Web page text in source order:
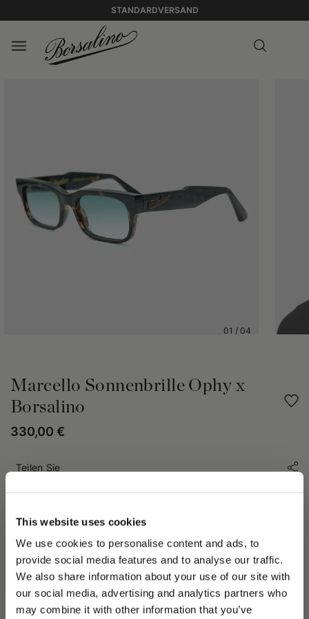
This website uses cookies
We use cookies to personalise content and ads, to
provide social media features and to analyse our traffic.
We also share information about your use of our site with
our social media, advertising and analytics partners who
may combine it with other information that you’ve
STANDARDVERSAND
01 / 04
Marcello Sonnenbrille Ophy x
Borsalino
330,00 €
Teilen Sie
und markantes Design. Aus Mazzucchelli-Acetat gefertigt, mit
entspiegelten Nylon-Gläsern, verbindet es Funktionalität mit
Stil. Die breite, ausgewogene Struktur verleiht dem Gesicht
Charakter und unterstreicht einen modernen,
wiedererkennbaren Look.